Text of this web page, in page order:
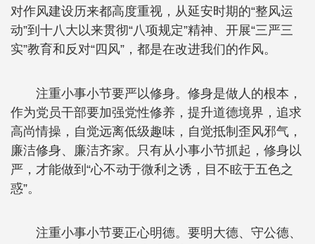
对作风建设历来都高度重视，从延安时期的“整风运
动”到十八大以来贯彻“八项规定”精神、开展“三严三
实”教育和反对“四风”，都是在改进我们的作风。
注重小事小节要严以修身。修身是做人的根本，
作为党员干部要加强党性修养，提升道德境界，追求
高尚情操，自觉远离低级趣味，自觉抵制歪风邪气，
廉洁修身、廉洁齐家。只有从小事小节抓起，修身以
严，才能做到“心不动于微利之诱，目不眩于五色之
惑”。
注重小事小节要正心明德。要明大德、守公德、